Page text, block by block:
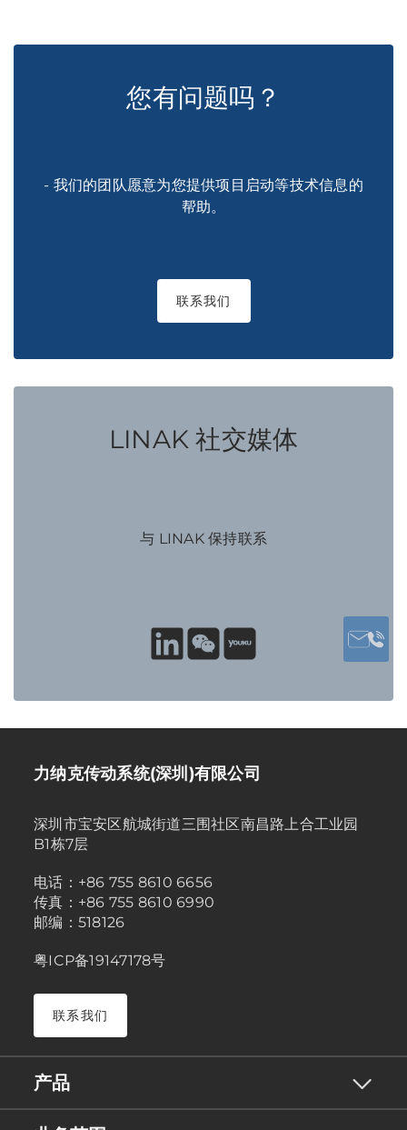
您有问题吗？
- 我们的团队愿意为您提供项目启动等技术信息的
帮助。
联系我们
LINAK 社交媒体
与 LINAK 保持联系
力纳克传动系统(深圳)有限公司
深圳市宝安区航城街道三围社区南昌路上合工业园
B1栋7层
电话：+86 755 8610 6656
传真：+86 755 8610 6990
邮编：518126
粤ICP备19147178号
联系我们
产品